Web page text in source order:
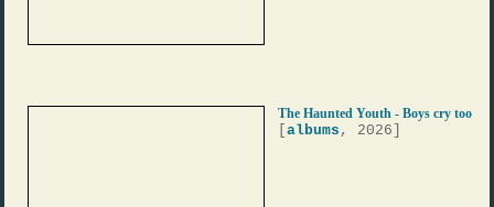
The Haunted Youth - Boys cry too
[albums , 2026]